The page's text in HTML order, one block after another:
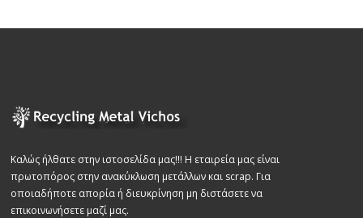
Καλώς ήλθατε στην ιστοσελίδα μας!!! Η εταιρεία μας είναι
πρωτοπόρος στην ανακύκλωση μετάλλων και scrap. Για
οποιαδήποτε απορία ή διευκρίνηση μη διστάσετε να
επικοινωνήσετε μαζί μας.